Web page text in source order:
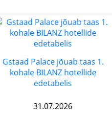
Gstaad Palace jõuab taas 1.
kohale BILANZ hotellide
edetabelis
31.07.2026